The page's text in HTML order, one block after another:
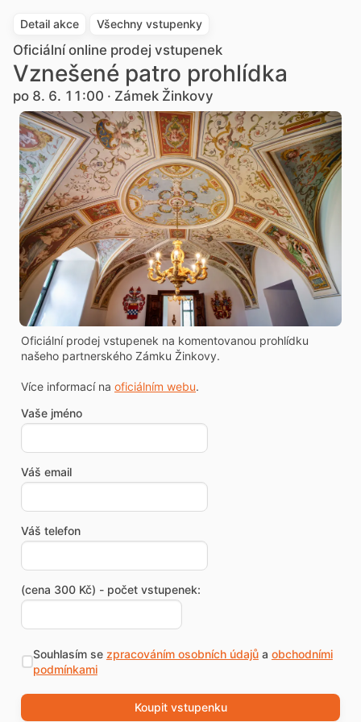
Detail akce Všechny vstupenky
Oficiální online prodej vstupenek
Vznešené patro prohlídka
po 8. 6. 11:00 · Zámek Žinkovy
Oficiální prodej vstupenek na komentovanou prohlídku
našeho partnerského Zámku Žinkovy.
Více informací na oficiálním webu.
Vaše jméno
Váš email
Váš telefon
(cena 300 Kč) - počet vstupenek:
Souhlasím se zpracováním osobních údajůa obchodními
podmínkami
Koupit vstupenku